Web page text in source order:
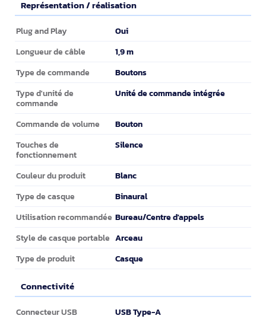
Représentation / réalisation
Représentation / réalisation
Plug and Play Oui
Longueur de câble 1,9 m
Type de commande Boutons
Type d'unité de
commande
Unité de commande intégrée
Commande de volume Bouton
Touches de
fonctionnement
Silence
Couleur du produit Blanc
Type de casque Binaural
Utilisation recommandée Bureau/Centre d'appels
Style de casque portable Arceau
Type de produit Casque
Connectivité
Connectivité
Connecteur USB USB Type-A